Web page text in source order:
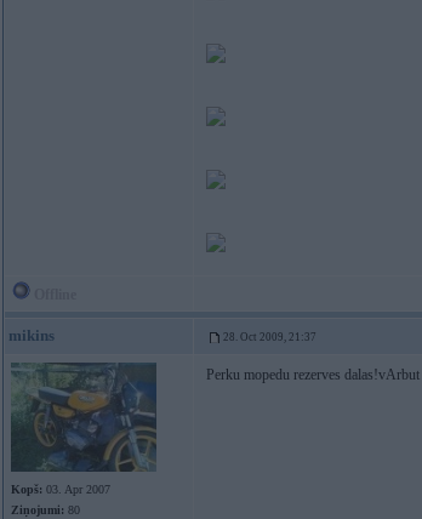
mikins 28. Oct 2009, 21:37
Kopš: 03. Apr 2007
Ziņojumi: 80
Perku mopedu rezerves